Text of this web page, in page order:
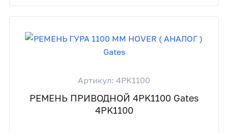
Артикул: 4PK1100
РЕМЕНЬ ПРИВОДНОЙ 4PK1100 Gates
4PK1100